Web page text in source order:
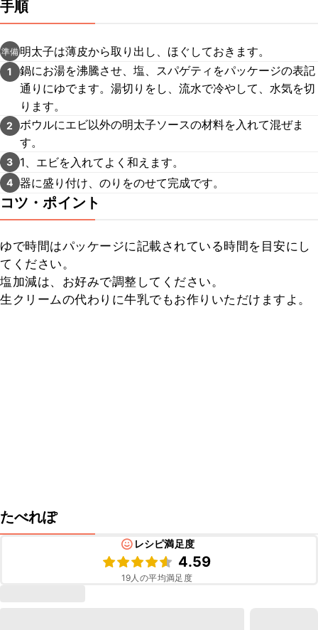
手順
準備 明太子は薄皮から取り出し、ほぐしておきます。
1
鍋にお湯を沸騰させ、塩、スパゲティをパッケージの表記
通りにゆでます。湯切りをし、流水で冷やして、水気を切
ります。
2
ボウルにエビ以外の明太子ソースの材料を入れて混ぜま
す。
3 1、エビを入れてよく和えます。
4 器に盛り付け、のりをのせて完成です。
コツ・ポイント
ゆで時間はパッケージに記載されている時間を目安にし
てください。
塩加減は、お好みで調整してください。
生クリームの代わりに牛乳でもお作りいただけますよ。
たべれぽ
レシピ満足度
4.59
19人の平均満足度